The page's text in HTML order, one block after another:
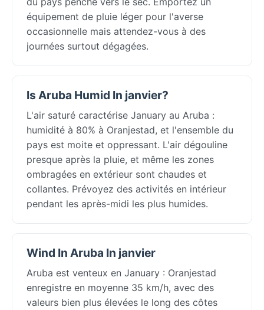
équipement de pluie léger pour l'averse
occasionnelle mais attendez-vous à des
journées surtout dégagées.
Is Aruba Humid In janvier?
L'air saturé caractérise January au Aruba :
humidité à 80% à Oranjestad, et l'ensemble du
pays est moite et oppressant. L'air dégouline
presque après la pluie, et même les zones
ombragées en extérieur sont chaudes et
collantes. Prévoyez des activités en intérieur
pendant les après-midi les plus humides.
Wind In Aruba In janvier
Aruba est venteux en January : Oranjestad
enregistre en moyenne 35 km/h, avec des
valeurs bien plus élevées le long des côtes